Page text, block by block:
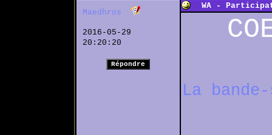
Maedhros
2016-05-29
20:20:20
WA -
La